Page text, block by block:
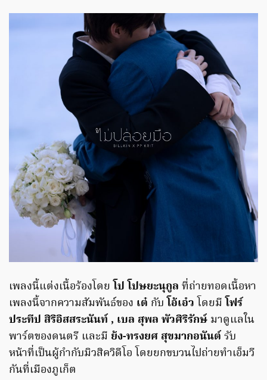
เพลงนี้แต่งเนื้อร้องโดยโป โปษยะนุกูล ที่ถ่ายทอดเนื้อหา
เพลงนี้จากความสัมพันธ์ของ เต๋ กับโอ้เอ๋ว โดยมีโฟร์
ประทีป สิริอิสสระนันท์ , เบล สุพล พัวศิริรักษ์ มาดูแลใน
พาร์ตของดนตรี และมี ย้ง-ทรงยศ สุขมากอนันต์รับ
หน้าที่เป็นผู้กำกับมิวสิควิดีโอ โดยยกขบวนไปถ่ายทำเอ็มวี
กันที่เมืองภูเก็ต